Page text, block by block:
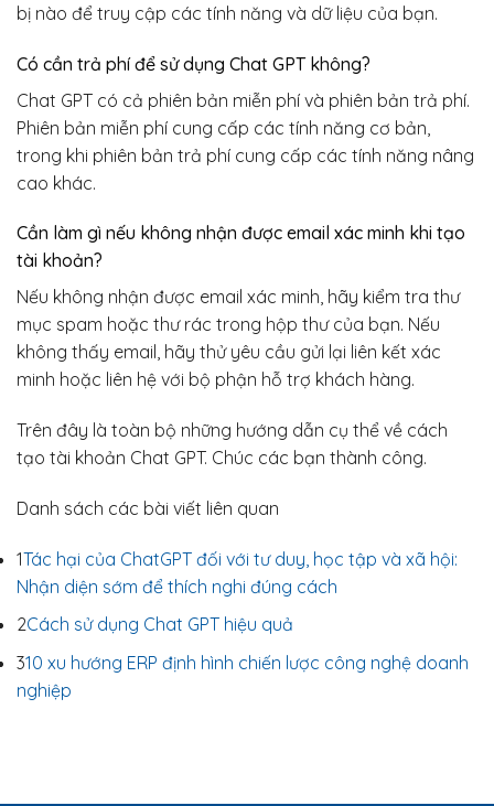
bị nào để truy cập các tính năng và dữ liệu của bạn.
Có cần trả phí để sử dụng Chat GPT không?
Chat GPT có cả phiên bản miễn phí và phiên bản trả phí.
Phiên bản miễn phí cung cấp các tính năng cơ bản,
trong khi phiên bản trả phí cung cấp các tính năng nâng
cao khác.
Cần làm gì nếu không nhận được email xác minh khi tạo
tài khoản?
Nếu không nhận được email xác minh, hãy kiểm tra thư
mục spam hoặc thư rác trong hộp thư của bạn. Nếu
không thấy email, hãy thử yêu cầu gửi lại liên kết xác
minh hoặc liên hệ với bộ phận hỗ trợ khách hàng.
Trên đây là toàn bộ những hướng dẫn cụ thể về cách
tạo tài khoản Chat GPT. Chúc các bạn thành công.
Danh sách các bài viết liên quan
1Tác hại của ChatGPT đối với tư duy, học tập và xã hội:
Nhận diện sớm để thích nghi đúng cách
2Cách sử dụng Chat GPT hiệu quả
310 xu hướng ERP định hình chiến lược công nghệ doanh
nghiệp